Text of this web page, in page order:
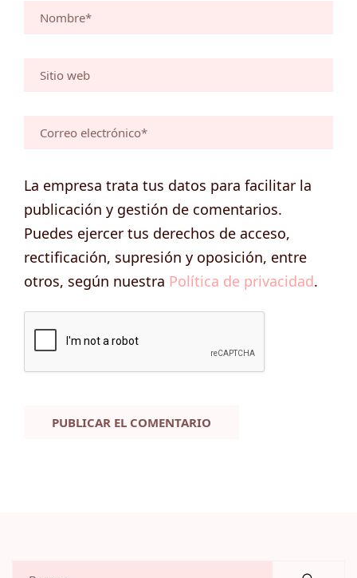
La empresa trata tus datos para facilitar la
publicación y gestión de comentarios.
Puedes ejercer tus derechos de acceso,
rectificación, supresión y oposición, entre
otros, según nuestra Política de privacidad.